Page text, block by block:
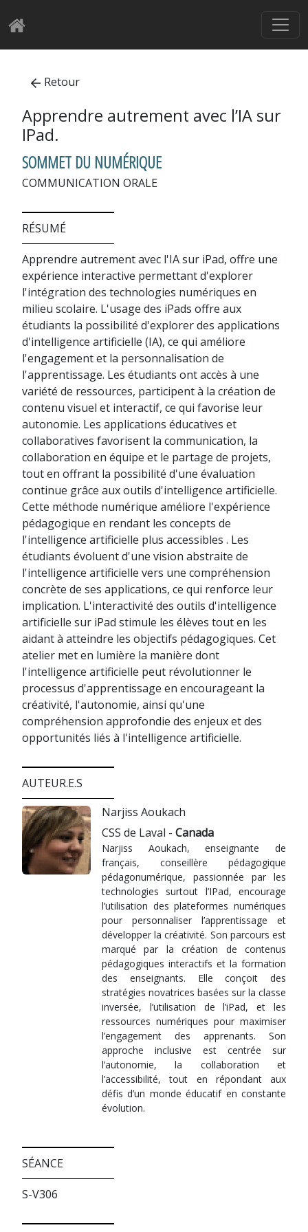
Retour
Apprendre autrement avec l’IA sur
IPad.
SOMMET DU NUMÉRIQUE
COMMUNICATION ORALE
RÉSUMÉ
Apprendre autrement avec l'IA sur iPad, offre une
expérience interactive permettant d'explorer
l'intégration des technologies numériques en
milieu scolaire. L'usage des iPads offre aux
étudiants la possibilité d'explorer des applications
d'intelligence artificielle (IA), ce qui améliore
l'engagement et la personnalisation de
l'apprentissage. Les étudiants ont accès à une
variété de ressources, participent à la création de
contenu visuel et interactif, ce qui favorise leur
autonomie. Les applications éducatives et
collaboratives favorisent la communication, la
collaboration en équipe et le partage de projets,
tout en offrant la possibilité d'une évaluation
continue grâce aux outils d'intelligence artificielle.
Cette méthode numérique améliore l'expérience
pédagogique en rendant les concepts de
l'intelligence artificielle plus accessibles . Les
étudiants évoluent d'une vision abstraite de
l'intelligence artificielle vers une compréhension
concrète de ses applications, ce qui renforce leur
implication. L'interactivité des outils d'intelligence
artificielle sur iPad stimule les élèves tout en les
aidant à atteindre les objectifs pédagogiques. Cet
atelier met en lumière la manière dont
l'intelligence artificielle peut révolutionner le
processus d'apprentissage en encourageant la
créativité, l'autonomie, ainsi qu'une
compréhension approfondie des enjeux et des
opportunités liés à l'intelligence artificielle.
AUTEUR.E.S
Narjiss Aoukach
CSS de Laval - Canada
Narjiss Aoukach, enseignante de
français, conseillère pédagogique
pédagonumérique, passionnée par les
technologies surtout l’IPad, encourage
l’utilisation des plateformes numériques
pour personnaliser l’apprentissage et
développer la créativité. Son parcours est
marqué par la création de contenus
pédagogiques interactifs et la formation
des enseignants. Elle conçoit des
stratégies novatrices basées sur la classe
inversée, l’utilisation de l’iPad, et les
ressources numériques pour maximiser
l’engagement des apprenants. Son
approche inclusive est centrée sur
l’autonomie, la collaboration et
l’accessibilité, tout en répondant aux
défis d’un monde éducatif en constante
évolution.
SÉANCE
S-V306